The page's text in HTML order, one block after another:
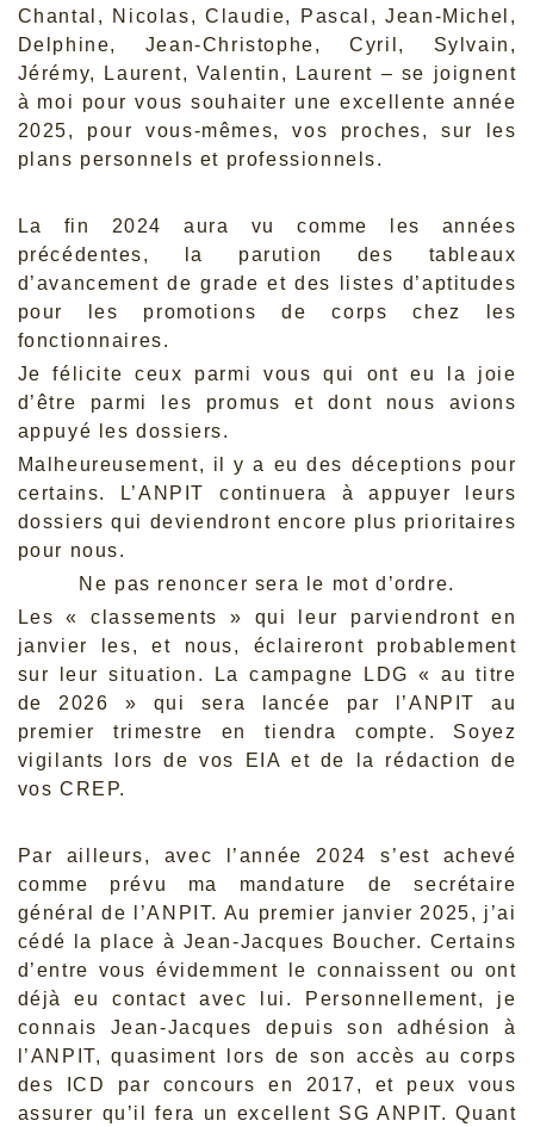
Chantal, Nicolas, Claudie, Pascal, Jean-Michel,
Delphine, Jean-Christophe, Cyril, Sylvain,
Jérémy, Laurent, Valentin, Laurent – se joignent
à moi pour vous souhaiter une excellente année
2025, pour vous-mêmes, vos proches, sur les
plans personnels et professionnels.
La fin 2024 aura vu comme les années
précédentes, la parution des tableaux
d’avancement de grade et des listes d’aptitudes
pour les promotions de corps chez les
fonctionnaires.
Je félicite ceux parmi vous qui ont eu la joie
d’être parmi les promus et dont nous avions
appuyé les dossiers.
Malheureusement, il y a eu des déceptions pour
certains. L’ANPIT continuera à appuyer leurs
dossiers qui deviendront encore plus prioritaires
pour nous.
Ne pas renoncer sera le mot d’ordre.
Les « classements » qui leur parviendront en
janvier les, et nous, éclaireront probablement
sur leur situation. La campagne LDG « au titre
de 2026 » qui sera lancée par l’ANPIT au
premier trimestre en tiendra compte. Soyez
vigilants lors de vos EIA et de la rédaction de
vos CREP.
Par ailleurs, avec l’année 2024 s’est achevé
comme prévu ma mandature de secrétaire
général de l’ANPIT. Au premier janvier 2025, j’ai
cédé la place à Jean-Jacques Boucher. Certains
d’entre vous évidemment le connaissent ou ont
déjà eu contact avec lui. Personnellement, je
connais Jean-Jacques depuis son adhésion à
l’ANPIT, quasiment lors de son accès au corps
des ICD par concours en 2017, et peux vous
assurer qu’il fera un excellent SG ANPIT. Quant